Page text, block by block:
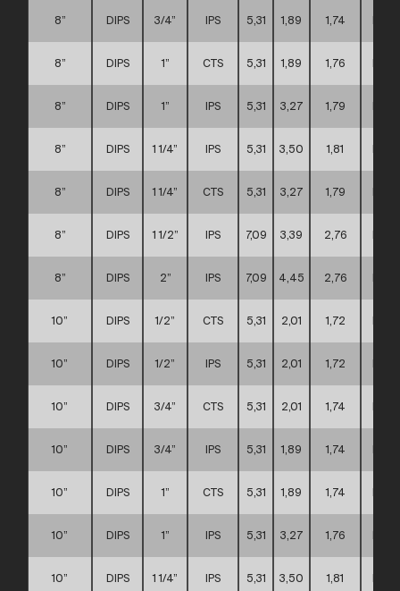
8” DIPS 3/4” IPS 5,31 1,89 1,74
8” DIPS 1” CTS 5,31 1,89 1,76
8” DIPS 1” IPS 5,31 3,27 1,79
8” DIPS 1 1/4” IPS 5,31 3,50 1,81
8” DIPS 1 1/4” CTS 5,31 3,27 1,79
8” DIPS 1 1/2” IPS 7,09 3,39 2,76
8” DIPS 2” IPS 7,09 4,45 2,76
10” DIPS 1/2” CTS 5,31 2,01 1,72
10” DIPS 1/2” IPS 5,31 2,01 1,72
10” DIPS 3/4” CTS 5,31 2,01 1,74
10” DIPS 3/4” IPS 5,31 1,89 1,74
10” DIPS 1” CTS 5,31 1,89 1,74
10” DIPS 1” IPS 5,31 3,27 1,76
10” DIPS 1 1/4” IPS 5,31 3,50 1,81